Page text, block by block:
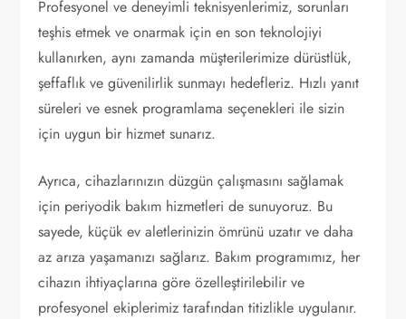
Profesyonel ve deneyimli teknisyenlerimiz, sorunları
teşhis etmek ve onarmak için en son teknolojiyi
kullanırken, aynı zamanda müşterilerimize dürüstlük,
şeffaflık ve güvenilirlik sunmayı hedefleriz. Hızlı yanıt
süreleri ve esnek programlama seçenekleri ile sizin
için uygun bir hizmet sunarız.
Ayrıca, cihazlarınızın düzgün çalışmasını sağlamak
için periyodik bakım hizmetleri de sunuyoruz. Bu
sayede, küçük ev aletlerinizin ömrünü uzatır ve daha
az arıza yaşamanızı sağlarız. Bakım programımız, her
cihazın ihtiyaçlarına göre özelleştirilebilir ve
profesyonel ekiplerimiz tarafından titizlikle uygulanır.